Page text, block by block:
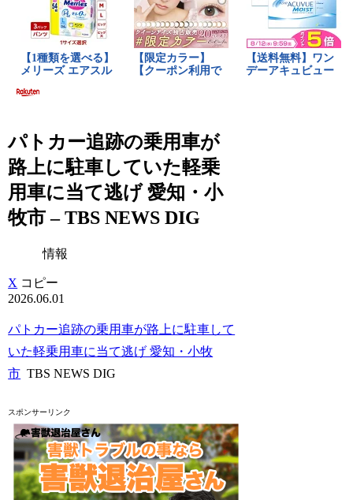
パトカー追跡の乗用車が
路上に駐車していた軽乗
用車に当て逃げ 愛知・小
牧市 – TBS NEWS DIG
情報
X コピー
2026.06.01
パトカー追跡の乗用車が路上に駐車して
いた軽乗用車に当て逃げ 愛知・小牧
市 TBS NEWS DIG
スポンサーリンク